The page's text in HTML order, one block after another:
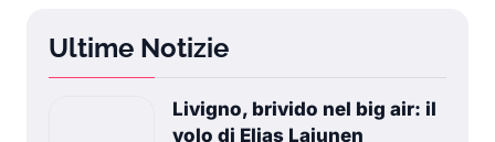
Ultime Notizie
Livigno, brivido nel big air: il
volo di Elias Lajunen